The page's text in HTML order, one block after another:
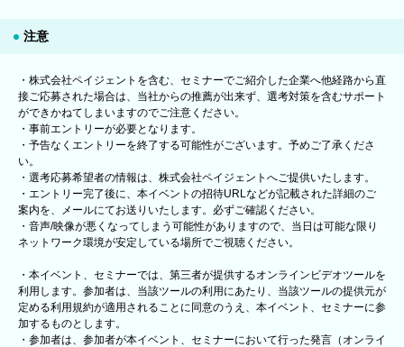
注意
・株式会社ペイジェントを含む、セミナーでご紹介した企業へ他経路から直
接ご応募された場合は、当社からの推薦が出来ず、選考対策を含むサポート
ができかねてしまいますのでご注意ください。
・事前エントリーが必要となります。
・予告なくエントリーを終了する可能性がございます。予めご了承くださ
い。
・選考応募希望者の情報は、株式会社ペイジェントへご提供いたします。
・エントリー完了後に、本イベントの招待URLなどが記載された詳細のご
案内を、メールにてお送りいたします。必ずご確認ください。
・音声/映像が悪くなってしまう可能性がありますので、当日は可能な限り
ネットワーク環境が安定している場所でご視聴ください。
・本イベント、セミナーでは、第三者が提供するオンラインビデオツールを
利用します。参加者は、当該ツールの利用にあたり、当該ツールの提供元が
定める利用規約が適用されることに同意のうえ、本イベント、セミナーに参
加するものとします。
・参加者は、参加者が本イベント、セミナーにおいて行った発言（オンライ